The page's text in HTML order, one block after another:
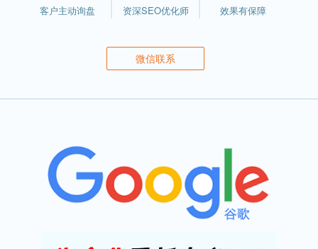
客户主动询盘 资深SEO优化师 效果有保障
微信联系